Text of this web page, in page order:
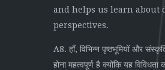
and helps us learn about
perspectives.
A8. हाँ, विभिन्न पृष्ठभूमियों और
होना महत्वपूर्ण है क्योंकि यह विविधता